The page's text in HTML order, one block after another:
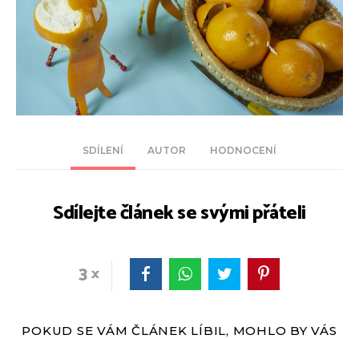
SDÍLENÍ AUTOR HODNOCENÍ
Sdílejte článek se svými přáteli
3
POKUD SE VÁM ČLÁNEK LÍBIL, MOHLO BY VÁS